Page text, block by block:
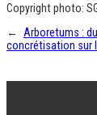
Copyright photo:
←
Arboretums :
concrétisation sur